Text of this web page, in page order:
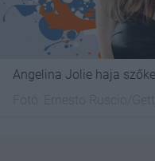
Angelina Jolie haja